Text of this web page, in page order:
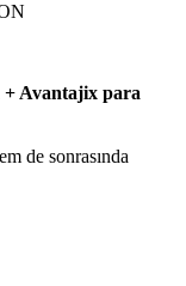
Avantajix para
de sonrasında